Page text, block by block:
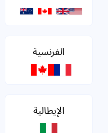
الفرنسية
الإيطالية